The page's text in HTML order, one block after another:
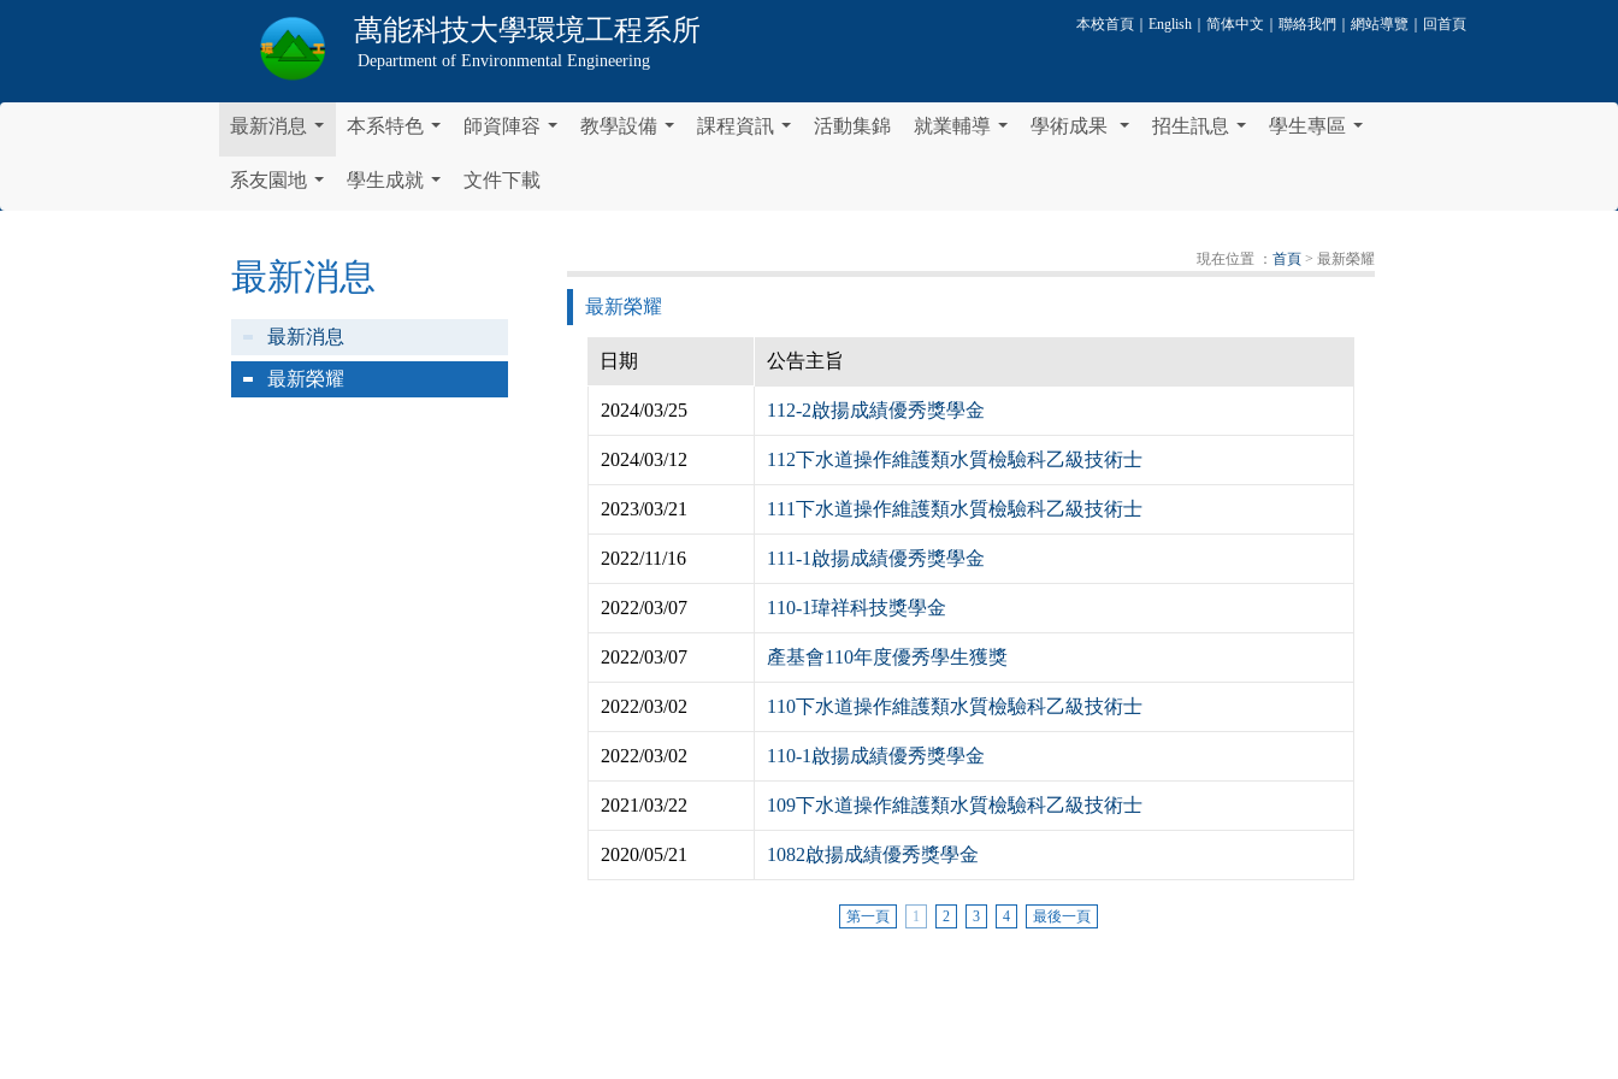
萬能科技大學環境工程系所
Department of Environmental Engineering
本校首頁｜ English｜ 简体中文 聯絡我們 網站導覽｜ 回首頁
最新消息 本系特色 師資陣容 教學設備 課程資訊 活動集錦 就業輔導 學術成果 招生訊息 學生專區
系友園地
學生成就 文件下載
最新消息
最新消息
最新榮耀
現在位置 ： 首頁 > 最新榮耀
最新榮耀
日期 公告主旨
2024/03/25 112-2啟揚成績優秀獎學金
2024/03/12 112下水道操作維護類水質檢驗科乙級技術士
2023/03/21 111下水道操作維護類水質檢驗科乙級技術士
2022/11/16 111-1啟揚成績優秀獎學金
2022/03/07 110-1瑋祥科技獎學金
2022/03/07 產基會110年度優秀學生獲獎
2022/03/02 110下水道操作維護類水質檢驗科乙級技術士
2022/03/02 110-1啟揚成績優秀獎學金
2021/03/22 109下水道操作維護類水質檢驗科乙級技術士
2020/05/21 1082啟揚成績優秀獎學金
第一頁 1 2 3 4 最後一頁